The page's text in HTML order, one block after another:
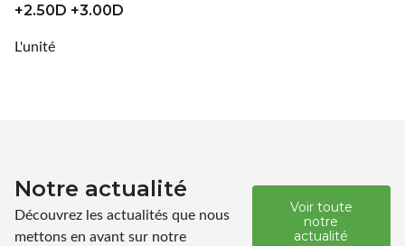
+2.50D +3.00D
L'unité
Notre actualité
Découvrez les actualités que nous
mettons en avant sur notre
Voir toute
notre
actualité